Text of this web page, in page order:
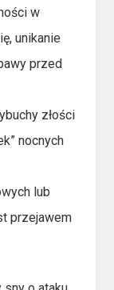
w
unikanie
przed
złości
nocnych
lub
przejawem